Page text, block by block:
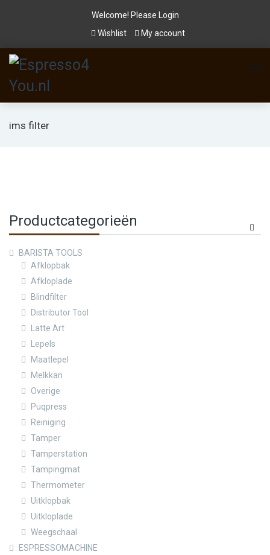
Welcome! Please
Login
Wishlist
My account
ims filter
Productcategorieën
BARISTA TOOLS
Afklopbak
Afkloplade
Blindfilter
Distributor Tool
Latte Art
Lepels
Maatlepel
Melkkan
Overige
Puqpress
Reiniging
Tamper
Tamperstation
Tampingmat
Thermometer
Uitklopbak
Uitkloplade
Weegschaal
ESPRESSOMACHINE